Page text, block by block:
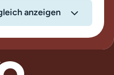
anzeigen